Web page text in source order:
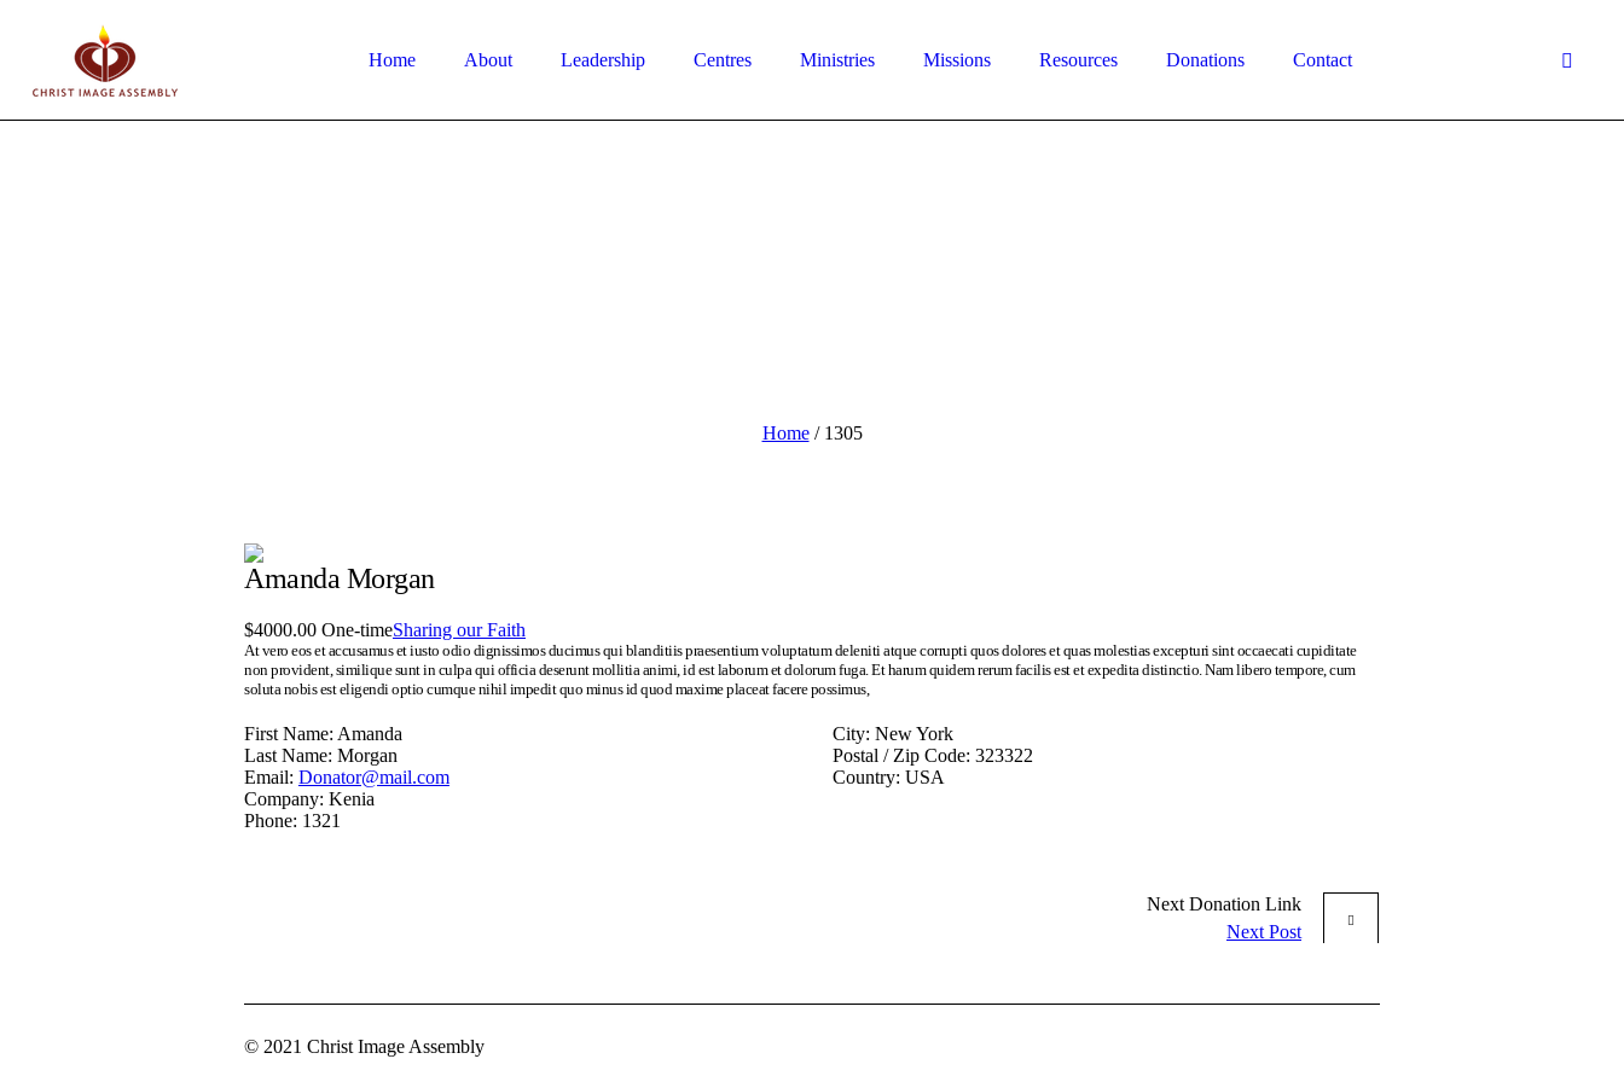
Home About Leadership Centres Ministries Missions Resources Donations Contact
Home / 1305
Amanda Morgan
$4000.00 One-timeSharing our Faith
At vero eos et accusamus et iusto odio dignissimos ducimus qui blanditiis praesentium voluptatum deleniti atque corrupti quos dolores et quas molestias excepturi sint occaecati cupiditate
non provident, similique sunt in culpa qui officia deserunt mollitia animi, id est laborum et dolorum fuga. Et harum quidem rerum facilis est et expedita distinctio. Nam libero tempore, cum
soluta nobis est eligendi optio cumque nihil impedit quo minus id quod maxime placeat facere possimus,
First Name: Amanda
Last Name: Morgan
Email: Donator@mail.com
Company: Kenia
Phone: 1321
City: New York
Postal / Zip Code: 323322
Country: USA
Next Donation Link
Next Post
© 2021 Christ Image Assembly